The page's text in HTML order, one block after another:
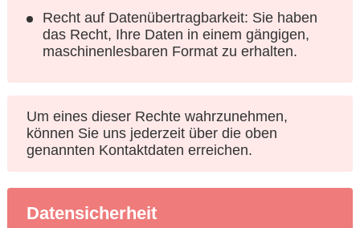
Recht auf Datenübertragbarkeit: Sie haben
das Recht, Ihre Daten in einem gängigen,
maschinenlesbaren Format zu erhalten.
Um eines dieser Rechte wahrzunehmen,
können Sie uns jederzeit über die oben
genannten Kontaktdaten erreichen.
Datensicherheit